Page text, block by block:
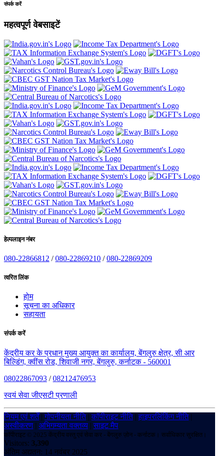
संपर्क करें
महत्वपूर्ण वेबसाइटें
हेल्पलाइन नंबर
080-22866812 /080-22869210 /080-22869209
त्वरित लिंक
होम
सूचना का अधिकार
सहायता
संपर्क करें
केंद्रीय कर के प्रधान मुख्य आयुक्त का कार्यालय, बेंगलुरु क्षेत्र, सी आर
बिल्डिंग, क्वींस रोड, शिवाजी नगर, बेंगलुरु, कर्नाटक - 560001
08022867093 /08212476953
स्वयं सेवा जीएसटी प्रणाली
नियम एवं शर्तें|गोपनीयता नीति|कॉपीराइट नीति|हाइपरलिंकिंग नीति|
अस्वीकरण | अभिगम्यता वक्तव्य |साइट मैप
कॉपीराइट © 2025 केंद्रीय वस्तु एवं सेवा कर - बेंगलुरु ज़ोन - कर्नाटक। सर्वाधिकार सुरक्षित।
Visitors: 3,390
अंतिम अद्यतन: 14 नवंबर 2025